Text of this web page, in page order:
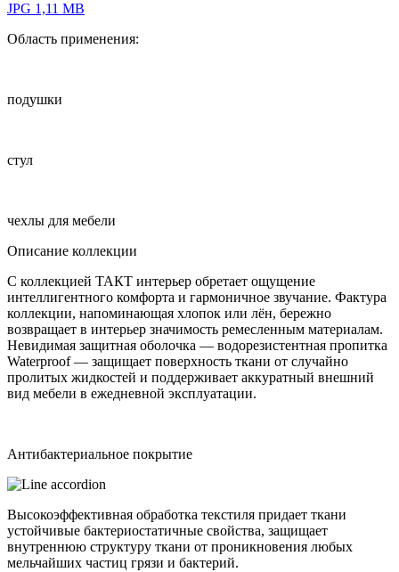
JPG 1,11 MB
Область применения:
подушки
стул
чехлы для мебели
Описание коллекции
С коллекцией ТАКТ интерьер обретает ощущение
интеллигентного комфорта и гармоничное звучание. Фактура
коллекции, напоминающая хлопок или лён, бережно
возвращает в интерьер значимость ремесленным материалам.
Невидимая защитная оболочка — водорезистентная пропитка
Waterproof — защищает поверхность ткани от случайно
пролитых жидкостей и поддерживает аккуратный внешний
вид мебели в ежедневной эксплуатации.
Антибактериальное покрытие
Высокоэффективная обработка текстиля придает ткани
устойчивые бактериостатичные свойства, защищает
внутреннюю структуру ткани от проникновения любых
мельчайших частиц грязи и бактерий.